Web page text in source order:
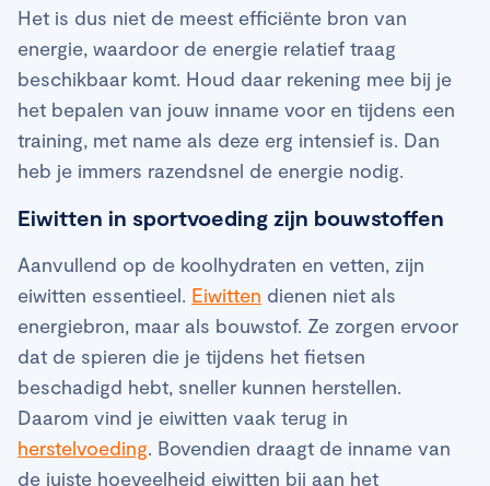
Het is dus niet de meest efficiënte bron van
energie, waardoor de energie relatief traag
beschikbaar komt. Houd daar rekening mee bij je
het bepalen van jouw inname voor en tijdens een
training, met name als deze erg intensief is. Dan
heb je immers razendsnel de energie nodig.
Eiwitten in sportvoeding zijn bouwstoffen
Aanvullend op de koolhydraten en vetten, zijn
eiwitten essentieel. Eiwitten dienen niet als
energiebron, maar als bouwstof. Ze zorgen ervoor
dat de spieren die je tijdens het fietsen
beschadigd hebt, sneller kunnen herstellen.
Daarom vind je eiwitten vaak terug in
herstelvoeding. Bovendien draagt de inname van
de juiste hoeveelheid eiwitten bij aan het